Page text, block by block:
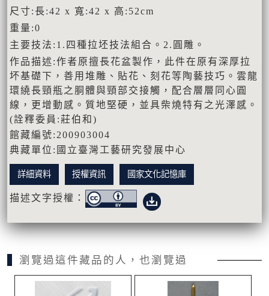
尺寸:長:42 x 寬:42 x 高:52cm
重量:0
主要技法:1.四種拉坯技法組合。2.圓雕。
作品描述:作者原擅長花盆製作，此件在原有深厚拉
坏基礎下，善用堆雕、貼花、刻花等陶藝技巧。雲龍
環繞長頸瓶之胴體與頸部交接觸，配合層層同心圓
線，更增動感。質地堅硬，並具柴燒特有之光澤感。
(詮釋委員:莊伯和)
館藏編號:200903004
典藏單位:國立臺灣工藝研究發展中心
詳細資料 授權資訊 國家文化記憶庫
描述文字授權：
瀏覽過這件藏品的人，也瀏覽過